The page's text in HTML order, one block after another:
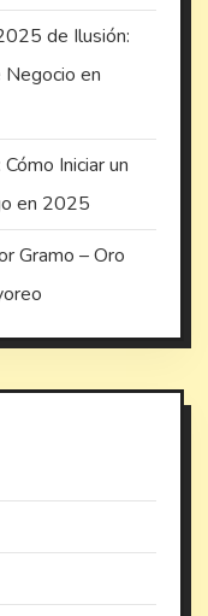
de Ilusión:
en
Iniciar un
en 2025
Gramo – Oro